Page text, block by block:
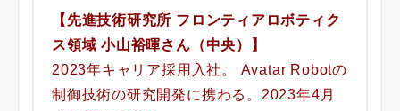
【先進技術研究所 フロンティアロボティク
ス領域 小山裕暉さん（中央）】
2023年キャリア採用入社。 Avatar Robotの
制御技術の研究開発に携わる。2023年4月